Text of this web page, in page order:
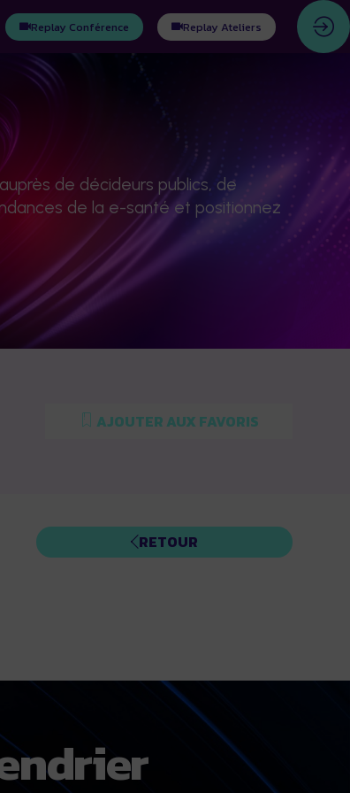
Replay Conférence Replay Ateliers
auprès de décideurs publics, de
de la e-santé et positionnez
AJOUTER AUX FAVORIS
RETOUR